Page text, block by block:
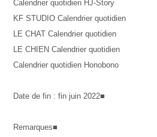
Calendrier quotidien HJ-Story
KF STUDIO Calendrier quotidien
LE CHAT Calendrier quotidien
LE CHIEN Calendrier quotidien
Calendrier quotidien Honobono
■Date de fin : fin juin 2022
■Remarques